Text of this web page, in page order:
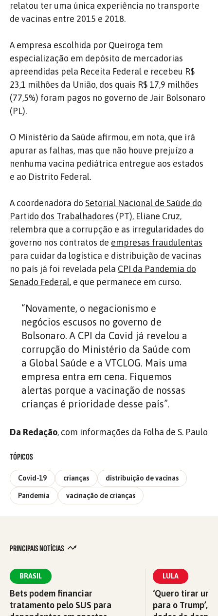
relatou ter uma única experiência no transporte
de vacinas entre 2015 e 2018.
A empresa escolhida por Queiroga tem
especialização em depósito de mercadorias
apreendidas pela Receita Federal e recebeu R$
23,1 milhões da União, dos quais R$ 17,9 milhões
(77,5%) foram pagos no governo de Jair Bolsonaro
(PL).
O Ministério da Saúde afirmou, em nota, que irá
apurar as falhas, mas que não houve prejuízo a
nenhuma vacina pediátrica entregue aos estados
e ao Distrito Federal.
A coordenadora do Setorial Nacional de Saúde do
Partido dos Trabalhadores (PT), Eliane Cruz,
relembra que a corrupção e as irregularidades do
governo nos contratos de empresas fraudulentas
para cuidar da logística e distribuição de vacinas
no país já foi revelada pela CPI da Pandemia do
Senado Federal, e que permanece em curso.
“Novamente, o negacionismo e
negócios escusos no governo de
Bolsonaro. A CPI da Covid já revelou a
corrupção do Ministério da Saúde com
a Global Saúde e a VTCLOG. Mais uma
empresa entra em cena. Fiquemos
alertas porque a vacinação de nossas
crianças é prioridade desse país”.
Da Redação, com informações da Folha de S. Paulo
TÓPICOS
Covid-19 crianças distribuição de vacinas
Pandemia vacinação de crianças
PRINCIPAIS NOTÍCIAS
BRASIL
Bets podem financiar
tratamento pelo SUS para
LULA
‘Quero tirar
para o Trump’,